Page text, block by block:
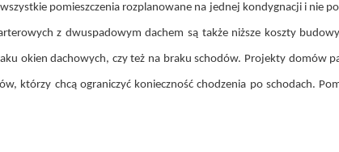
pomieszczenia rozplanowane na jednej kondygnacji i nie
z dwuspadowym dachem są także niższe koszty
okien dachowych, czy też na braku schodów. Projekty domów
którzy chcą ograniczyć konieczność chodzenia po schodach.